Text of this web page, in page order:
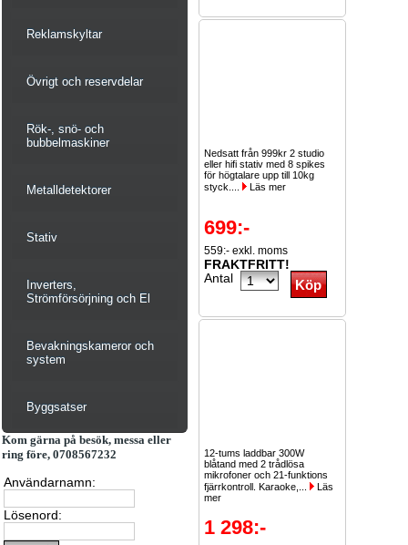
Reklamskyltar
Övrigt och reservdelar
Rök-, snö- och
bubbelmaskiner
Metalldetektorer
Stativ
Inverters,
Strömförsörjning och El
Bevakningskameror och
system
Byggsatser
Kom gärna på besök, messa eller
ring före, 0708567232
Användarnamn:
Lösenord:
Nedsatt från 999kr 2 studio
eller hifi stativ med 8 spikes
för högtalare upp till 10kg
styck....
Läs mer
699:-
559:- exkl. moms
FRAKTFRITT!
Antal
12-tums laddbar 300W
blåtand med 2 trådlösa
mikrofoner och 21-funktions
fjärrkontroll. Karaoke,...
Läs
mer
1 298:-